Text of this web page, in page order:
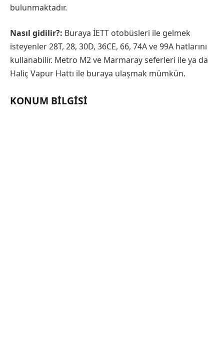
bulunmaktadır.
Nasıl gidilir?: Buraya İETT otobüsleri ile gelmek
isteyenler 28T, 28, 30D, 36CE, 66, 74A ve 99A hatlarını
kullanabilir. Metro M2 ve Marmaray seferleri ile ya da
Haliç Vapur Hattı ile buraya ulaşmak mümkün.
KONUM BILGISI